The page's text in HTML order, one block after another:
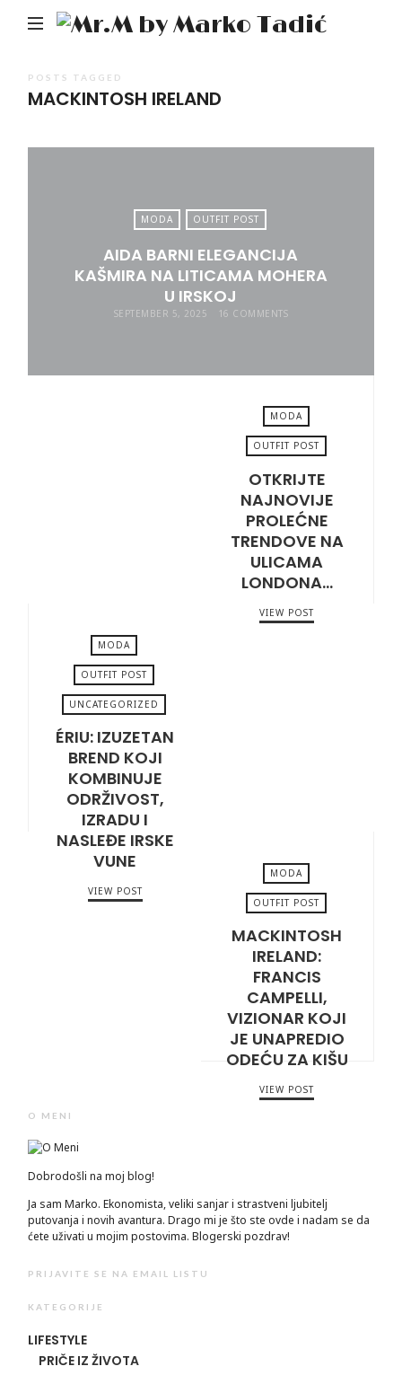
Mr.M
POSTS TAGGED
MACKINTOSH IRELAND
MODA OUTFIT POST
AIDA BARNI ELEGANCIJA
KAŠMIRA NA LITICAMA MOHERA
U IRSKOJ
SEPTEMBER 5, 2025 16 COMMENTS
MODA
OUTFIT POST
OTKRIJTE
NAJNOVIJE
PROLEĆNE
TRENDOVE NA
ULICAMA
LONDONA…
VIEW POST
MODA
OUTFIT POST
UNCATEGORIZED
ÉRIU: IZUZETAN
BREND KOJI
KOMBINUJE
ODRŽIVOST,
IZRADU I
NASLEĐE IRSKE
VUNE
VIEW POST
MODA
OUTFIT POST
MACKINTOSH
IRELAND:
FRANCIS
CAMPELLI,
VIZIONAR KOJI
JE UNAPREDIO
ODEĆU ZA KIŠU
VIEW POST
O MENI
Dobrodošli na moj blog!
Ja sam Marko. Ekonomista, veliki sanjar i strastveni ljubitelj
putovanja i novih avantura. Drago mi je što ste ovde i nadam se da
ćete uživati u mojim postovima. Blogerski pozdrav!
PRIJAVITE SE NA EMAIL LISTU
KATEGORIJE
LIFESTYLE
PRIČE IZ ŽIVOTA